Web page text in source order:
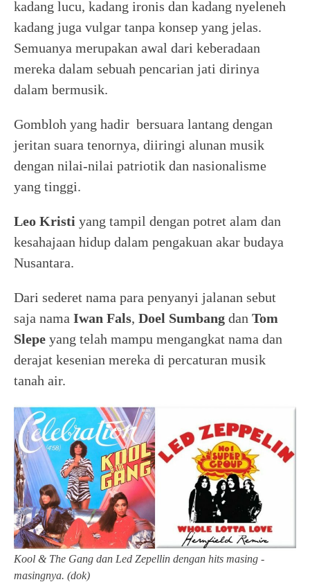
kadang lucu, kadang ironis dan kadang nyeleneh
kadang juga vulgar tanpa konsep yang jelas.
Semuanya merupakan awal dari keberadaan
mereka dalam sebuah pencarian jati dirinya
dalam bermusik.
Gombloh yang hadir bersuara lantang dengan
jeritan suara tenornya, diiringi alunan musik
dengan nilai-nilai patriotik dan nasionalisme
yang tinggi.
Leo Kristi yang tampil dengan potret alam dan
kesahajaan hidup dalam pengakuan akar budaya
Nusantara.
Dari sederet nama para penyanyi jalanan sebut
saja nama Iwan Fals, Doel Sumbang dan Tom
Slepe yang telah mampu mengangkat nama dan
derajat kesenian mereka di percaturan musik
tanah air.
Kool & The Gang dan Led Zepellin dengan hits masing -
masingnya. (dok)